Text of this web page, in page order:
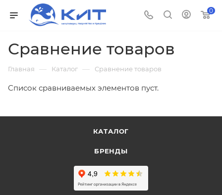
0
Сравнение товаров
Главная — Каталог — Сравнение товаров
Список сравниваемых элементов пуст.
КАТАЛОГ
БРЕНДЫ